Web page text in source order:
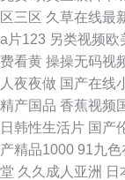
区三区 久草在线最
a片123 另类视频欧
费看黄 操操无码视
人夜夜做 国产在线
精产国品 香蕉视频
日韩性生活片 国产
产精品1000 91九色
堂 久久成人亚洲 日